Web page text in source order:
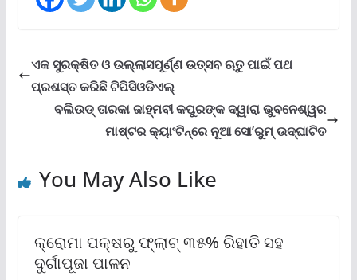
ଏକ ସୁରକ୍ଷିତ ଓ ଉଲ୍ଲାସପୂର୍ଣ୍ଣ ଉତ୍ସବ ଋତୁ ପାଇଁ ପଥ
ପ୍ରଶସ୍ତ କରିଛି ଟିପିସିଓଡିଏଲ୍‌
ବଲିଉଡ୍ ତାରକା ଜାହ୍ମବୀ କପୁରଙ୍କ ଦ୍ୱାରା ଭୁବନେଶ୍ୱର
ମାଷ୍ଟର କ୍ୟାଂଟିନ୍‌ରେ ନୂଆ ସୋ’ରୁମ୍ ଉଦ୍‌ଘାଟିତ
You May Also Like
କ୍ରୋମା ପକ୍ଷରୁ ଫ୍ଲାଟ୍ ୩୫% ରିହାତି ସହ
ଦୁର୍ଗାପୂଜା ପାଳନ